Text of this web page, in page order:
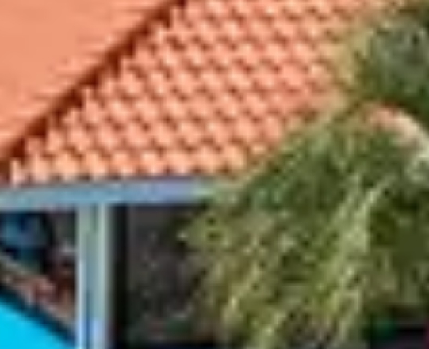
PORT ET DANS
animation tout au long de l’année. Hors saison, il devient un
de profiter de l’atmosphère maritime. Le centre-ville, plus
balades et pauses conviviales.
ET
l’été terminé. La ville propose tout au long de l’année des
Ces événements permettent de découvrir la destination